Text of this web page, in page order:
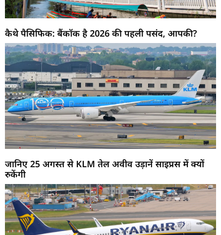
कैथे पैसिफिक: बैंकॉक है 2026 की पहली पसंद, आपकी?
जानिए 25 अगस्त से KLM तेल अवीव उड़ानें साइप्रस में क्यों
रुकेंगी